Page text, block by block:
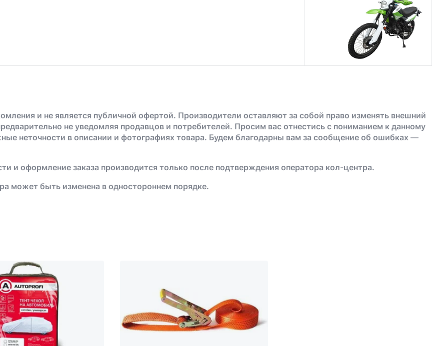
и не является публичной офертой. Производители оставляют за собой право изменять внешний
не уведомляя продавцов и потребителей. Просим вас отнестись с пониманием к данному
неточности в описании и фотографиях товара. Будем благодарны вам за сообщение об ошибках —
и оформление заказа производится только после подтверждения оператора кол-центра.
может быть изменена в одностороннем порядке.